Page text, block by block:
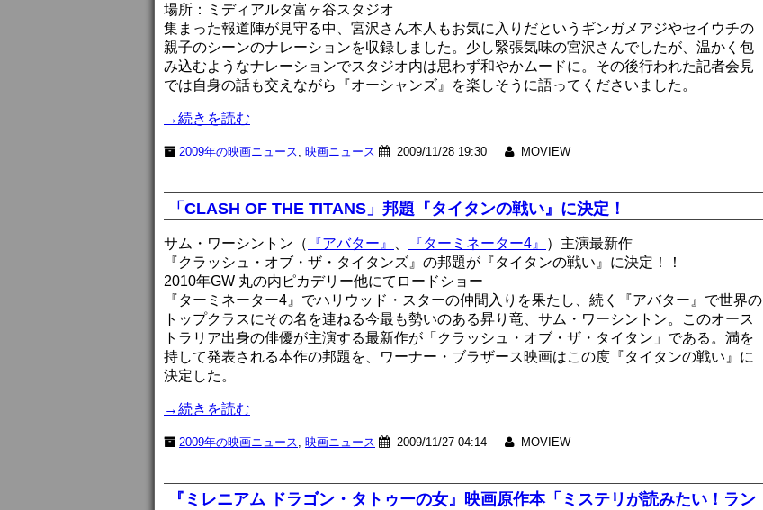
場所：ミディアルタ富ヶ谷スタジオ
集まった報道陣が見守る中、宮沢さん本人もお気に入りだというギンガメアジやセイウチの
親子のシーンのナレーションを収録しました。少し緊張気味の宮沢さんでしたが、温かく包
み込むようなナレーションでスタジオ内は思わず和やかムードに。その後行われた記者会見
では自身の話も交えながら『オーシャンズ』を楽しそうに語ってくださいました。
→続きを読む
2009年の映画ニュース 映画ニュース 2009/11/28 19:30 MOVIEW
「CLASH OF THE TITANS」邦題『タイタンの戦い』に決定！
サム・ワーシントン（ 『アバター』 『ターミネーター4』
）主演最新作
『クラッシュ・オブ・ザ・タイタンズ』の邦題が『タイタンの戦い』に決定！！
2010年GW 丸の内ピカデリー他にてロードショー
『ターミネーター4』でハリウッド・スターの仲間入りを果たし、続く『アバター』で世界の
トップクラスにその名を連ねる今最も勢いのある昇り竜、サム・ワーシントン。このオース
トラリア出身の俳優が主演する最新作が「クラッシュ・オブ・ザ・タイタン」である。満を
持して発表される本作の邦題を、ワーナー・ブラザース映画はこの度『タイタンの戦い』に
決定した。
→続きを読む
2009年の映画ニュース 映画ニュース 2009/11/27 04:14 MOVIEW
『ミレニアム ドラゴン・タトゥーの女』映画原作本「ミステリが読みたい！ラン